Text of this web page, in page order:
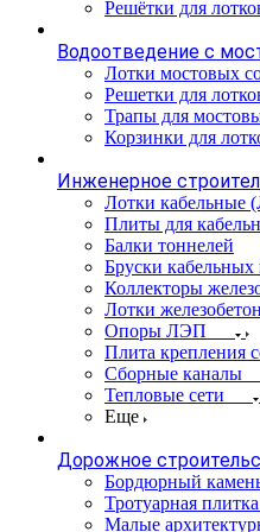
Решётки для
Водоотведение с
Лотки мостовых
Решетки для
Трапы для
Корзинки для
Инженерное
Лотки кабельные
Плиты для
Балки тоннелей
Бруски кабельных
Коллекторы
Лотки
Опоры ЛЭП
Плита крепления
Сборные каналы
Тепловые сети
Еще
Дорожное
Бордюрный
Тротуарная
Малые